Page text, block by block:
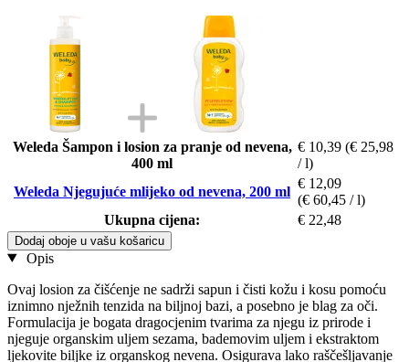
Weleda Šampon i losion za pranje od nevena,
400 ml
€ 10,39 (€ 25,98
/ l)
Weleda Njegujuće mlijeko od nevena, 200 ml
€ 12,09
(€ 60,45 / l)
Ukupna cijena:
€ 22,48
Dodaj oboje u vašu košaricu
Opis
Ovaj losion za čišćenje ne sadrži sapun i čisti kožu i kosu pomoću
iznimno nježnih tenzida na biljnoj bazi, a posebno je blag za oči.
Formulacija je bogata dragocjenim tvarima za njegu iz prirode i
njeguje organskim uljem sezama, bademovim uljem i ekstraktom
ljekovite biljke iz organskog nevena. Osigurava lako raščešljavanje